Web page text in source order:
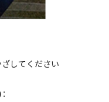
してください
：